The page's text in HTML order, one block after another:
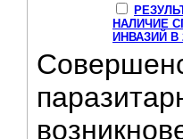
НАЛИЧИЕ
ИНВАЗИЙ В